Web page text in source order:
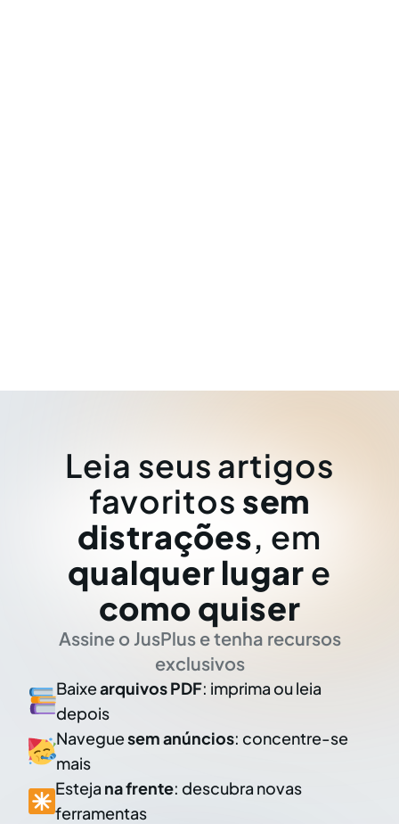
Leia seus artigos
favoritos sem
distrações, em
qualquer lugar e
como quiser
Assine o JusPlus e tenha recursos
exclusivos
Baixearquivos PDF: imprima ou leia
depois
Naveguesem anúncios: concentre-se
mais
Esteja na frente: descubra novas
ferramentas